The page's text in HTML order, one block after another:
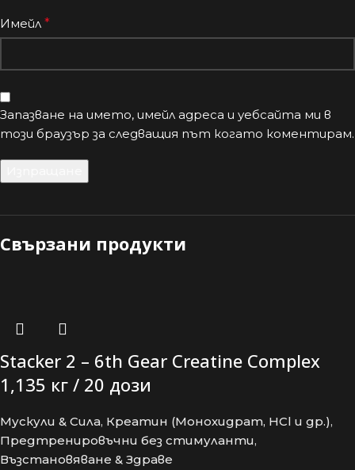
Имейл *
Запазване на името, имейл адреса и уебсайта ми в
този браузър за следващия път когато коментирам.
Свързани продукти
Stacker 2 – 6th Gear Creatine Complex
1,135 кг / 20 дози
Мускули & Сила, Креатин (Монохидрат, HCl и др.),
Предтренировъчни без стимуланти,
Възстановяване & Здраве